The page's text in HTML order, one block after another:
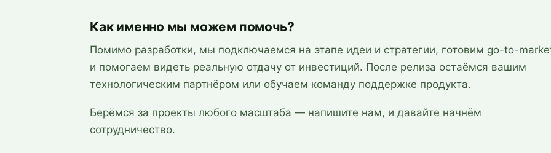
Как именно мы можем помочь?
Помимо разработки, мы подключаемся на этапе идеи и стратегии, готовим go-to-
и помогаем видеть реальную отдачу от инвестиций. После релиза остаёмся вашим
технологическим партнёром или обучаем команду поддержке продукта.
Берёмся за проекты любого масштаба — напишите нам, и давайте начнём
сотрудничество.